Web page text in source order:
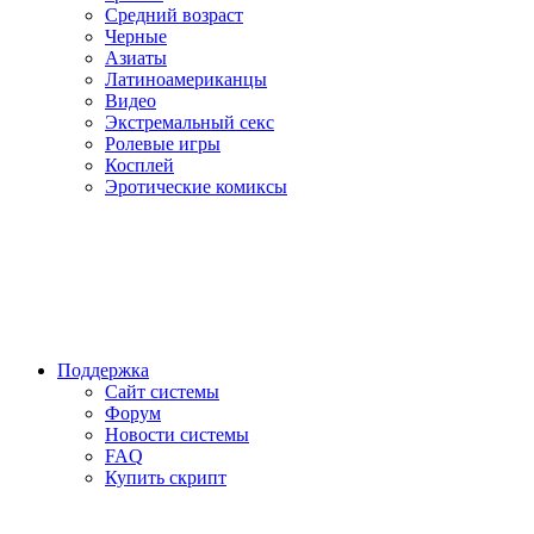
Средний возраст
Черные
Азиаты
Латиноамериканцы
Видео
Экстремальный секс
Ролевые игры
Косплей
Эротические комиксы
Поддержка
Сайт системы
Форум
Новости системы
FAQ
Купить скрипт